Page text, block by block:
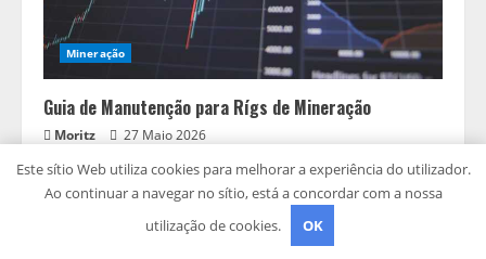
Mineração
Guia de Manutenção para Rígs de Mineração
Moritz 27 Maio 2026
Este sítio Web utiliza cookies para melhorar a experiência do utilizador.
Ao continuar a navegar no sítio, está a concordar com a nossa
utilização de cookies.
OK